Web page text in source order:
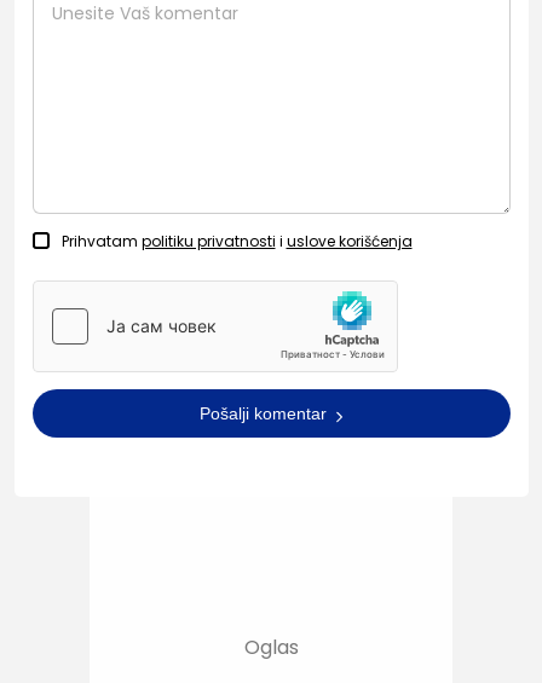
Prihvatam politiku privatnosti i uslove korišćenja
Pošalji komentar